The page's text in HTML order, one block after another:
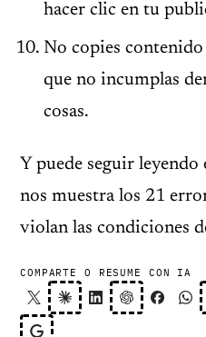
hacer clic en tu
No copies
que no incumplas
cosas.
Y puede seguir leyendo
nos muestra los 21
violan las condiciones
COMPARTE O RESUME CON IA